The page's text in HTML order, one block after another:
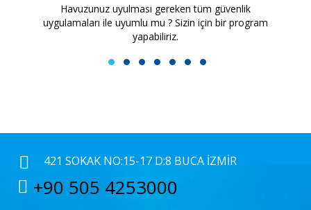
Havuzunuz uyulması gereken tüm güvenlik
uygulamaları ile uyumlu mu ? Sizin için bir program
yapabiliriz.
1 2 3 4 5 6 7
421 SOKAK NO:15-17 D:8 BUCA İZMIR
+90 505 4253000